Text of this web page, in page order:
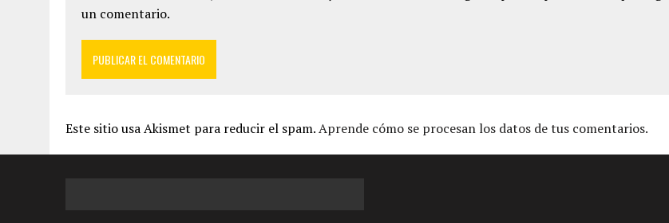
un comentario.
Este sitio usa Akismet para reducir el spam.Aprende cómo se procesan los datos de tus comentarios.